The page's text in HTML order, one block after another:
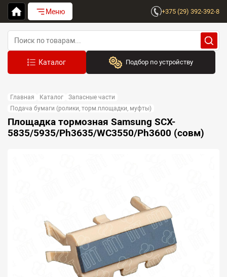
Меню +375 (29) 392-392-8
Подбор по устройству
Выберите бренд
Устройство:
Сначала выберите бренд
Главная Каталог
Запасные части
Подача бумаги (ролики, торм.площадки, муфты)
Площадка тормозная Samsung SCX-
5835/5935/Ph3635/WC3550/Ph3600 (совм)